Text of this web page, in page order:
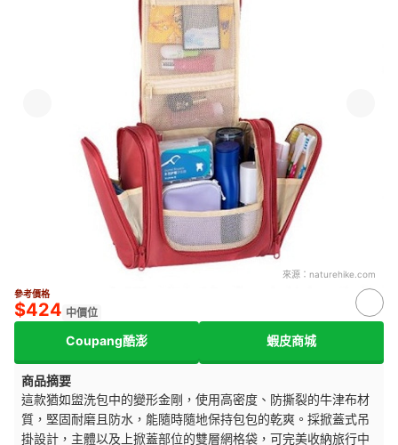
來源： naturehike.com
參考價格
$424 中價位
Coupang酷澎 蝦皮商城
商品摘要
這款猶如盥洗包中的變形金剛，使用高密度、防撕裂的牛津布材
質，堅固耐磨且防水，能隨時隨地保持包包的乾爽。採掀蓋式吊
掛設計，主體以及上掀蓋部位的雙層網格袋，可完美收納旅行中